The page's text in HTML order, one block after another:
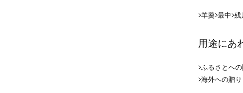
羊羹 最中 残
用途にあ
ふるさとへ
海外への贈